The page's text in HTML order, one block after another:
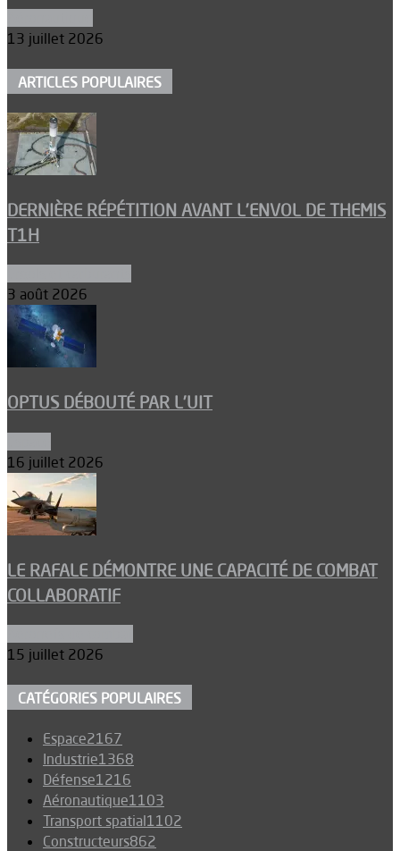
13 juillet 2026
ARTICLES POPULAIRES
DERNIÈRE RÉPÉTITION AVANT L’ENVOL DE THEMIS
T1H
3 août 2026
OPTUS DÉBOUTÉ PAR L’UIT
16 juillet 2026
LE RAFALE DÉMONTRE UNE CAPACITÉ DE COMBAT
COLLABORATIF
15 juillet 2026
CATÉGORIES POPULAIRES
Espace2167
Industrie1368
Défense1216
Aéronautique1103
Transport spatial1102
Constructeurs862